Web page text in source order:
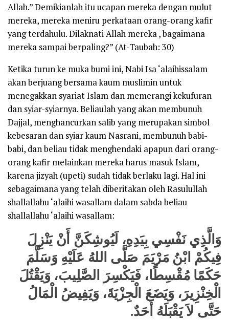
Allah.” Demikianlah itu ucapan mereka dengan mulut
mereka, mereka meniru perkataan orang-orang kafir
yang terdahulu. Dilaknati Allah mereka , bagaimana
mereka sampai berpaling?” (At-Taubah: 30)
Ketika turun ke muka bumi ini, Nabi Isa‘alaihissalam
akan berjuang bersama kaum muslimin untuk
menegakkan syariat Islam dan memerangi kekufuran
dan syiar-syiarnya. Beliaulah yang akan membunuh
Dajjal, menghancurkan salib yang merupakan simbol
kebesaran dan syiar kaum Nasrani, membunuh babi-
babi, dan beliau tidak menghendaki apapun dari orang-
orang kafir melainkan mereka harus masuk Islam,
karenajizyah (upeti) sudah tidak berlaku lagi. Hal ini
sebagaimana yang telah diberitakan oleh Rasulullah
shallallahu ‘alaihi wasallam dalam sabda beliau
shallallahu ‘alaihi wasallam:
وَالَّذِي نَفْسِي بِيَدِهِ، لَيُوشِكَنَّ أَنْ يَنْزِلَ
فِيكُمْ ابْنُ مَرْيَمَ صَلَّى اللهُ عَلَيْهِ وَسَلَّمَ
حَكَمًا مُقْسِطًا، فَيَكْسِرَ الصَّلِيبَ، وَيَقْتُلَ
الْخِنْزِيرَ، وَيَضَعَ الْجِزْيَةَ، وَيَفِيضُ الْمَالُ
حَتَّى لاَ يَقْبَلَهُ أَحَدٌ.